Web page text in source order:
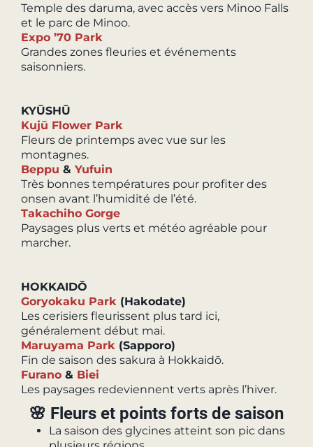
Temple des daruma, avec accès vers Minoo Falls
et le parc de Minoo.
Expo ’70 Park
Grandes zones fleuries et événements
saisonniers.
KYŪSHŪ
Kujū Flower Park
Fleurs de printemps avec vue sur les
montagnes.
Beppu & Yufuin
Très bonnes températures pour profiter des
onsen avant l’humidité de l’été.
Takachiho Gorge
Paysages plus verts et météo agréable pour
marcher.
HOKKAIDŌ
Goryokaku Park (Hakodate)
Les cerisiers fleurissent plus tard ici,
généralement début mai.
Maruyama Park (Sapporo)
Fin de saison des sakura à Hokkaidō.
Furano & Biei
Les paysages redeviennent verts après l’hiver.
🌸 Fleurs et points forts de saison
La saison des glycines atteint son pic dans